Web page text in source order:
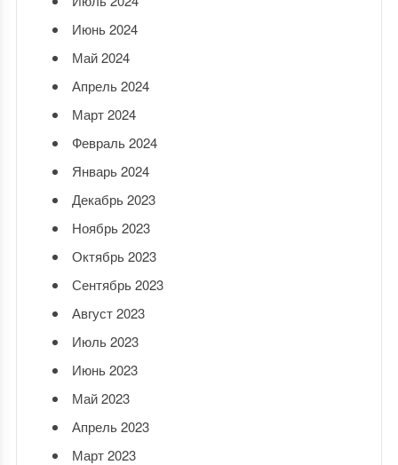
Июнь 2024
Май 2024
Апрель 2024
Март 2024
Февраль 2024
Январь 2024
Декабрь 2023
Ноябрь 2023
Октябрь 2023
Сентябрь 2023
Август 2023
Июль 2023
Июнь 2023
Май 2023
Апрель 2023
Март 2023